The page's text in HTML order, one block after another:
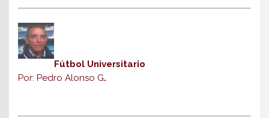
Fútbol Universitario
Por: Pedro Alonso G.